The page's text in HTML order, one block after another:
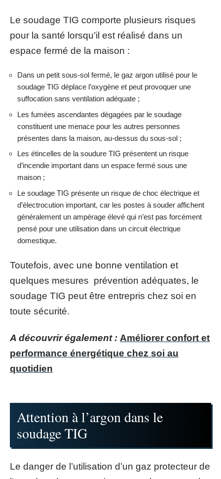
Le soudage TIG comporte plusieurs risques
pour la santé lorsqu’il est réalisé dans un
espace fermé de la maison :
Dans un petit sous-sol fermé, le gaz argon utilisé pour le
soudage TIG déplace l’oxygène et peut provoquer une
suffocation sans ventilation adéquate ;
Les fumées ascendantes dégagées par le soudage
constituent une menace pour les autres personnes
présentes dans la maison, au-dessus du sous-sol ;
Les étincelles de la soudure TIG présentent un risque
d’incendie important dans un espace fermé sous une
maison ;
Le soudage TIG présente un risque de choc électrique et
d’électrocution important, car les postes à souder affichent
généralement un ampérage élevé qui n’est pas forcément
pensé pour une utilisation dans un circuit électrique
domestique.
Toutefois, avec une bonne ventilation et
quelques mesures prévention adéquates, le
soudage TIG peut être entrepris chez soi en
toute sécurité.
A découvrir également : Améliorer confort et
performance énergétique chez soi au
quotidien
Attention à l’argon dans le
soudage TIG
Le danger de l’utilisation d’un gaz protecteur de